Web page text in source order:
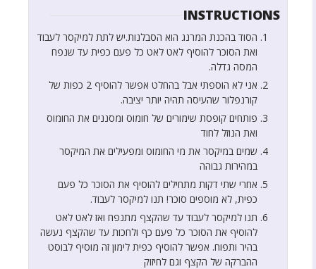
INSTRUCTIONS
הסוד בהכנת המרנג הוא הסבלנות.יש לתת למיקסר לעבוד
ואת הסוכר להוסיף לאט לאט כל פעם כפית עד שנפח
המסה גדלה.
אני לא הוספתי אבל בהחלט אפשר להוסיף 2 כפות של
קורנפלור שהעיסה תהיה יותר יציבה.
פותחים קופסת שימורים של חומוס ומסננים את החומוס
ואת הנוזל לחוד
שמים במיקסר את מי החומוס ומפעילים את המיקסר
במהירות גבוהה
אחרי שתי דקות מתחילים להוסיף את הסוכר כל פעם
כפית, לא מוספים סוכר! תנו למיקסר לעבוד.
תנו למיקסר לעבוד עד שהקצף מתנפח ואז לאט לאט
להוסיף את הסוכר כל פעם כף ולחכות עד שהקצף נעשה
בהיר ותפוח. אפשר להוסיף כפית לימון זה מוסיף לבוסט
ההברקה של הקצף וגם לחיזוק